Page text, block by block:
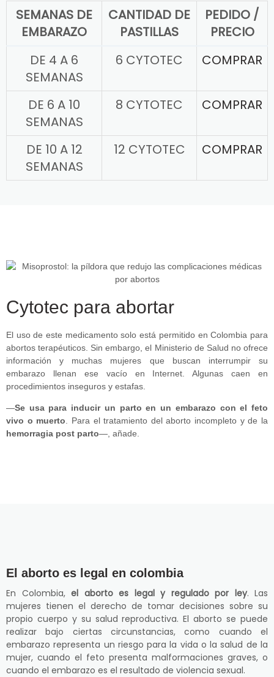
SEMANAS DE
EMBARAZO
CANTIDAD DE
PASTILLAS
PEDIDO /
PRECIO
DE 4 A 6
SEMANAS
6 CYTOTEC COMPRAR
DE 6 A 10
SEMANAS
8 CYTOTEC COMPRAR
DE 10 A 12
SEMANAS
12 CYTOTEC COMPRAR
Cytotec para abortar
El uso de este medicamento solo está permitido en Colombia para
abortos terapéuticos. Sin embargo, el Ministerio de Salud no ofrece
información y muchas mujeres que buscan interrumpir su
embarazo llenan ese vacío en Internet. Algunas caen en
procedimientos inseguros y estafas.
—Se usa para inducir un parto en un embarazo con el feto
vivo o muerto . Para el tratamiento del aborto incompleto y de la
hemorragia post parto—, añade.
El aborto es legal en colombia
En Colombia, el aborto es legal y regulado por ley. Las
mujeres tienen el derecho de tomar decisiones sobre su
propio cuerpo y su salud reproductiva. El aborto se puede
realizar bajo ciertas circunstancias, como cuando el
embarazo representa un riesgo para la vida o la salud de la
mujer, cuando el feto presenta malformaciones graves, o
cuando el embarazo es el resultado de violencia sexual.